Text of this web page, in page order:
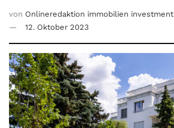
von Onlineredaktion immobilien investment
12. Oktober 2023